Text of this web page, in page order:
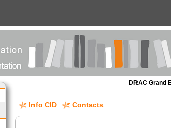
DRAC Grand
Info CID Contacts